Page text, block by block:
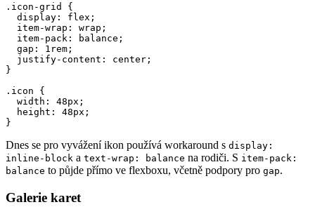
.icon-grid {
  display: flex;
  item-wrap: wrap;
  item-pack: balance;
  gap: 1rem;
  justify-content: center;
}
.icon {
  width: 48px;
  height: 48px;
}
Dnes se pro vyvážení ikon používá workaround s display:
inline-block a text-wrap: balance na rodiči. S item-pack:
balance to půjde přímo ve flexboxu, včetně podpory pro gap.
Galerie karet